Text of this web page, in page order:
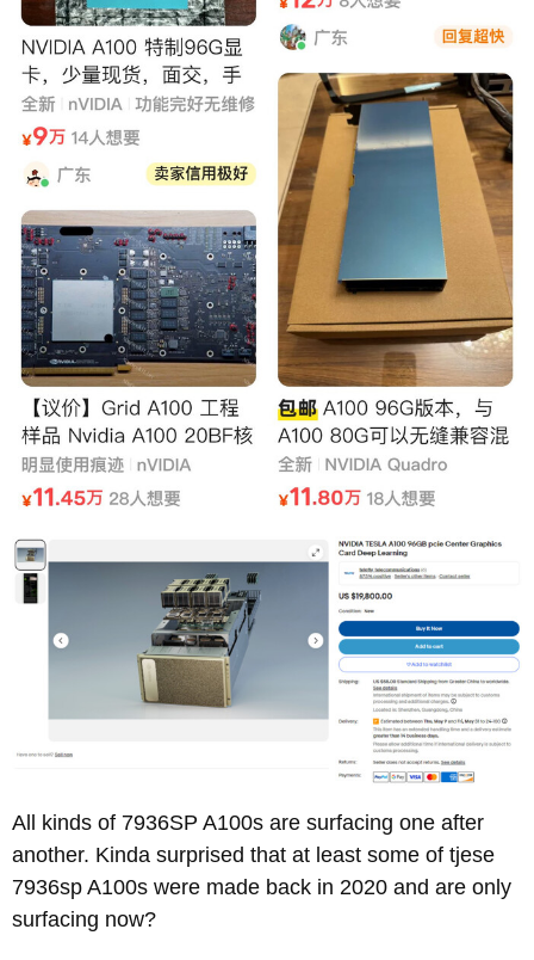
All kinds of 7936SP A100s are surfacing one after
another. Kinda surprised that at least some of tjese
7936sp A100s were made back in 2020 and are only
surfacing now?